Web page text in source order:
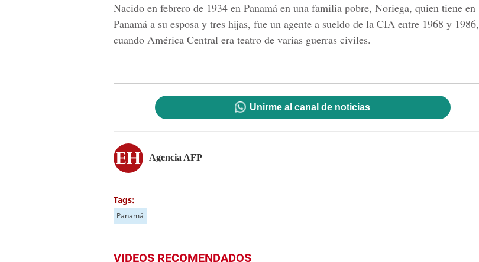
Nacido en febrero de 1934 en Panamá en una familia pobre, Noriega, quien tiene en
Panamá a su esposa y tres hijas, fue un agente a sueldo de la CIA entre 1968 y 1986,
cuando América Central era teatro de varias guerras civiles.
Unirme al canal de noticias
Agencia AFP
Tags:
Panamá
VIDEOS RECOMENDADOS